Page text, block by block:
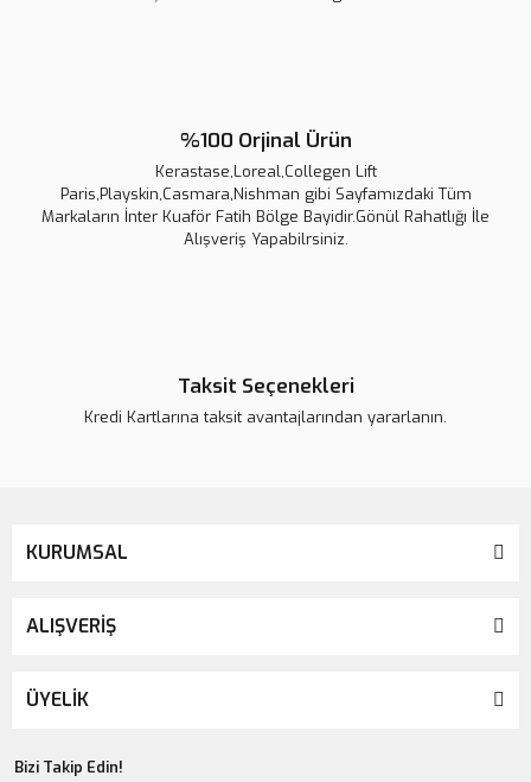
Erkek Çelik Kolye | Siyah Plaka Detaylı | Şıklık | Solmaz | Kararmaz |
2.500,00 TL
%100 Orjinal Ürün
Kerastase,Loreal,Collegen Lift
Paris,Playskin,Casmara,Nishman gibi Sayfamızdaki Tüm
Markaların İnter Kuaför Fatih Bölge Bayidir.Gönül Rahatlığı İle
Alışveriş Yapabilrsiniz.
Taksit Seçenekleri
Kredi Kartlarına taksit avantajlarından yararlanın.
KURUMSAL
ALIŞVERİŞ
ÜYELİK
Bizi Takip Edin!